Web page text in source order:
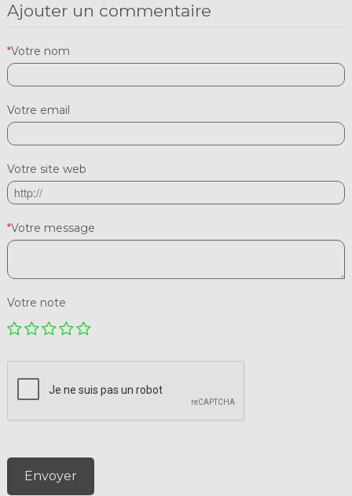
Ajouter un commentaire
*Votre nom
Votre email
Votre site web
*Votre message
Votre note
Envoyer